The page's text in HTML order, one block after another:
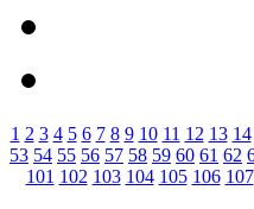
1 2 3 4 5 6 7 8 9 10 11 12 13 14
53 54 55 56 57 58 59 60 61 62
101 102 103 104 105 106 107